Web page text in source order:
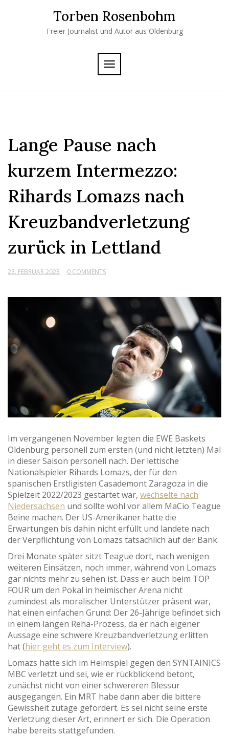
Torben Rosenbohm
Freier Journalist und Autor aus Oldenburg
TOGGLE
NAVIGATION
Lange Pause nach
kurzem Intermezzo:
Rihards Lomazs nach
Kreuzbandverletzung
zurück in Lettland
23. FEBRUAR 2023 0 COMMENTS
Im vergangenen November legten die EWE Baskets
Oldenburg personell zum ersten (und nicht letzten) Mal
in dieser Saison personell nach. Der lettische
Nationalspieler Rihards Lomazs, der für den
spanischen Erstligisten Casademont Zaragoza in die
Spielzeit 2022/2023 gestartet war, wechselte nach
Niedersachsen und sollte wohl vor allem MaCio Teague
Beine machen. Der US-Amerikaner hatte die
Erwartungen bis dahin nicht erfüllt und landete nach
der Verpflichtung von Lomazs tatsächlich auf der Bank.
Drei Monate später sitzt Teague dort, nach wenigen
weiteren Einsätzen, noch immer, während von Lomazs
gar nichts mehr zu sehen ist. Dass er auch beim TOP
FOUR um den Pokal in heimischer Arena nicht
zumindest als moralischer Unterstützer präsent war,
hat einen einfachen Grund: Der 26-Jährige befindet sich
in einem langen Reha-Prozess, da er nach eigener
Aussage eine schwere Kreuzbandverletzung erlitten
hat (hier geht es zum Interview).
Lomazs hatte sich im Heimspiel gegen den SYNTAINICS
MBC verletzt und sei, wie er rückblickend betont,
zunächst nicht von einer schwereren Blessur
ausgegangen. Ein MRT habe dann aber die bittere
Gewissheit zutage gefördert. Es sei nicht seine erste
Verletzung dieser Art, erinnert er sich. Die Operation
habe bereits stattgefunden.